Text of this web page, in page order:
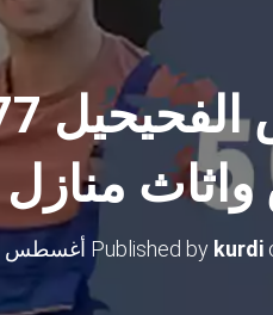
Published by kurdi أغسطس 9, 2021